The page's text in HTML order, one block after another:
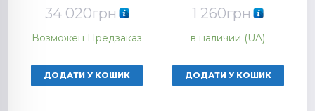
34 020грн
Возможен Предзаказ
ДОДАТИ У КОШИК
1 260грн
в наличии (UA)
ДОДАТИ У КОШИК